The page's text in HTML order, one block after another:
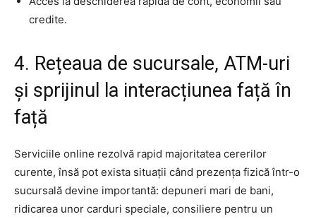
credite.
4. Rețeaua de sucursale, ATM-uri
și sprijinul la interacțiunea față în
față
Serviciile online rezolvă rapid majoritatea cererilor
curente, însă pot exista situații când prezența fizică într-o
sucursală devine importantă: depuneri mari de bani,
ridicarea unor carduri speciale, consiliere pentru un